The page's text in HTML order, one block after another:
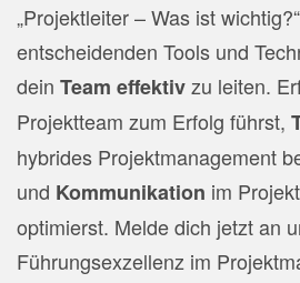
„Projektleiter – Was ist
entscheidenden Tools und
dein Team effektivzu leiten.
Projektteam zum Erfolg führst,
hybrides Projektmanagement
und Kommunikation im
optimierst. Melde dich jetzt an
Führungsexzellenz im